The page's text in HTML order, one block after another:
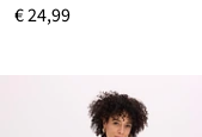
€ 24,99